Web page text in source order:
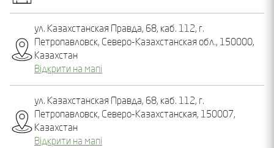
ул. Казахстанская Правда, 68, каб. 112, г.
Петропавловск, Северо-Казахстанская обл., 150000,
Казахстан
Відкрити на мапі
ул. Казахстанская Правда, 68, каб. 112, г.
Петропавловск, Северо-Казахстанская, 150007,
Казахстан
Відкрити на мапі